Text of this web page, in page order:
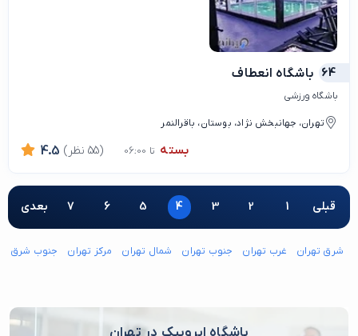
64 باشگاه انعطاف
باشگاه ورزشی
تهران، جهانبخش نژاد، بوستان، باقرالنمر
بسته تا 06:00 4.5 (55 نظر)
قبلی 1
2
3
4
5
6
7 بعدی
شرق تهران غرب تهران جنوب تهران شمال تهران مرکز تهران جنوب شرق